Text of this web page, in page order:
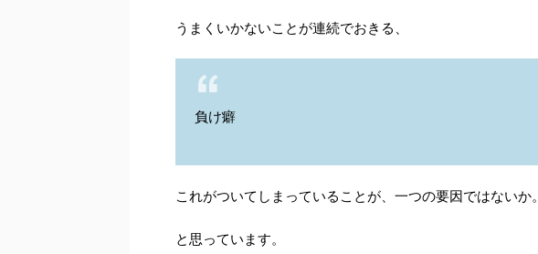
うまくいかないことが連続でおきる、
負け癖
これがついてしまっていることが、一つの要因ではないか。
と思っています。